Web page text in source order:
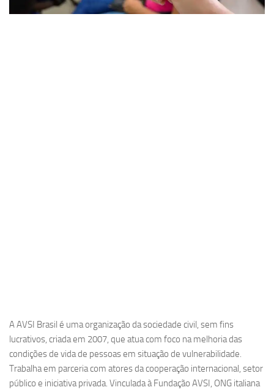
A AVSI Brasil é uma organização da sociedade civil, sem fins
lucrativos, criada em 2007, que atua com foco na melhoria das
condições de vida de pessoas em situação de vulnerabilidade.
Trabalha em parceria com atores da cooperação internacional, setor
público e iniciativa privada. Vinculada à Fundação AVSI, ONG italiana